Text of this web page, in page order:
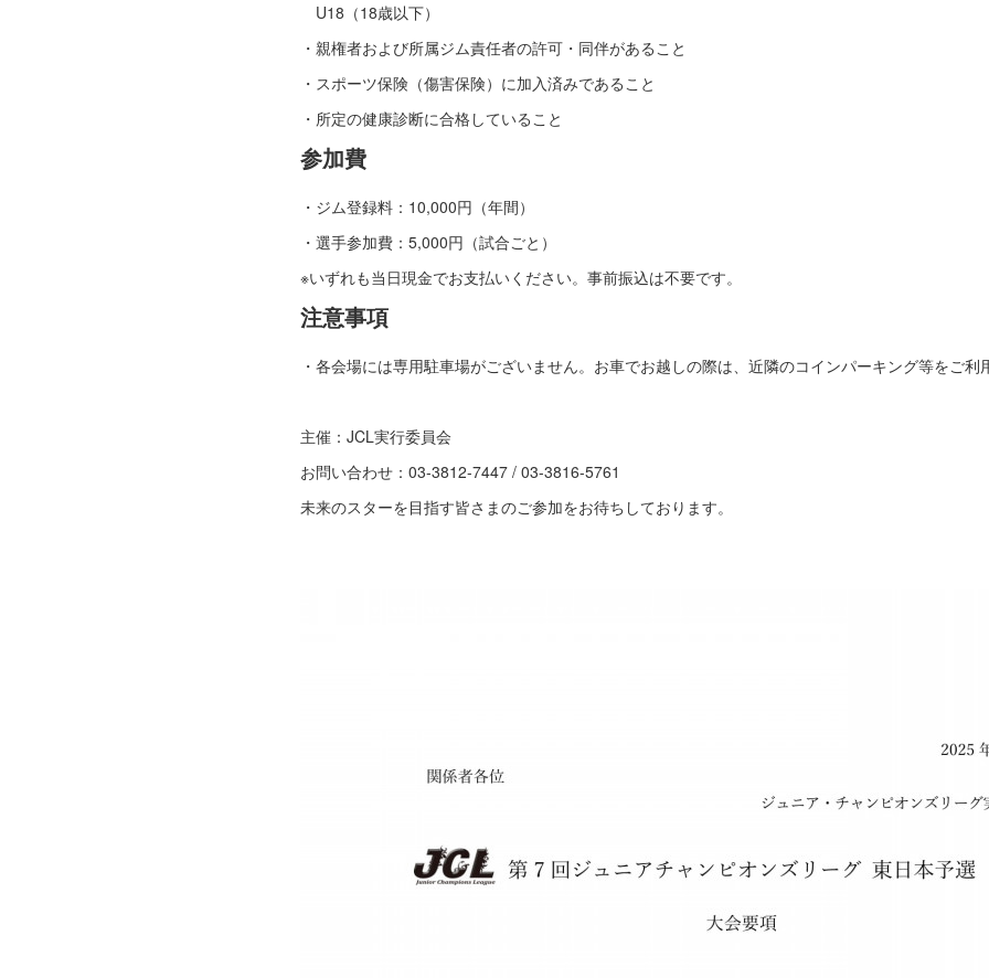
U18（18歳以下）
・親権者および所属ジム責任者の許可・同伴があること
・スポーツ保険（傷害保険）に加入済みであること
・所定の健康診断に合格していること
参加費
・ジム登録料：10,000円（年間）
・選手参加費：5,000円（試合ごと）
※いずれも当日現金でお支払いください。事前振込は不要です。
注意事項
・各会場には専用駐車場がございません。お車でお越しの際は、近隣のコインパーキング等をご利
主催：JCL実行委員会
お問い合わせ：03-3812-7447 / 03-3816-5761
未来のスターを目指す皆さまのご参加をお待ちしております。